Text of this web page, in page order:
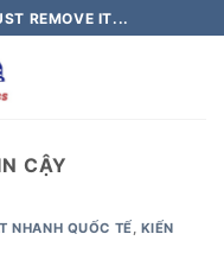
REMOVE IT...
CẬY
NHANH QUỐC TẾ, KIẾN